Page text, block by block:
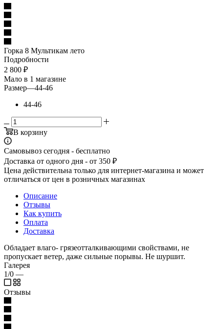
Горка 8 Мультикам лето
Подробности
2 800 ₽
Мало в 1 магазине
Размер—44-46
44-46
В корзину
Самовывоз сегодня - бесплатно
Доставка от одного дня - от 350 ₽
Цена действительна только для интернет-магазина и может
отличаться от цен в розничных магазинах
Описание
Отзывы
Как купить
Оплата
Доставка
Обладает влаго- грязеотталкивающими свойствами, не
пропускает ветер, даже сильные порывы. Не шуршит.
Галерея
1/0 —
Отзывы